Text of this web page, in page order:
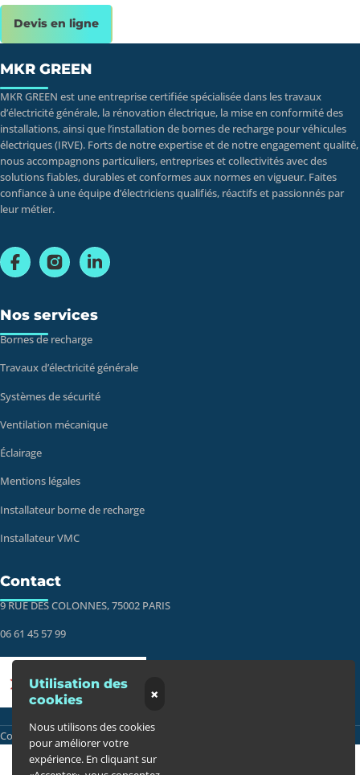
Devis en ligne
Utilisation des
cookies
×
Nous utilisons des cookies
pour améliorer votre
expérience. En cliquant sur
MKR GREEN
MKR GREEN est une entreprise certifiée spécialisée dans les travaux
d’électricité générale, la rénovation électrique, la mise en conformité des
installations, ainsi que l’installation de bornes de recharge pour véhicules
électriques (IRVE). Forts de notre expertise et de notre engagement qualité,
nous accompagnons particuliers, entreprises et collectivités avec des
solutions fiables, durables et conformes aux normes en vigueur. Faites
confiance à une équipe d’électriciens qualifiés, réactifs et passionnés par
leur métier.
Nos services
Bornes de recharge
Travaux d’électricité générale
Systèmes de sécurité
Ventilation mécanique
Éclairage
Mentions légales
Installateur borne de recharge
Installateur VMC
Contact
9 RUE DES COLONNES, 75002 PARIS
06 61 45 57 99
Copyright 2025 ©EVAPI Bâtiment